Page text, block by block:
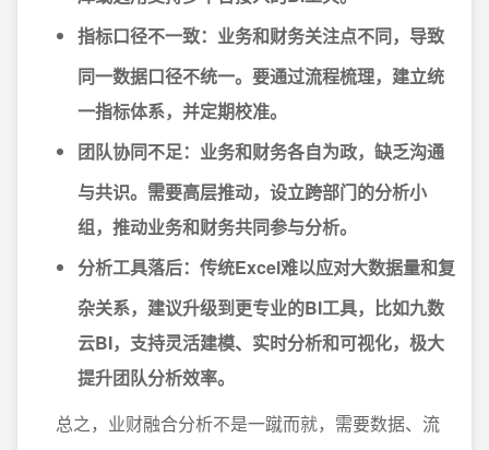
指标口径不一致： 业务和财务关注点不同，导致
同一数据口径不统一。要通过流程梳理，建立统
一指标体系，并定期校准。
团队协同不足： 业务和财务各自为政，缺乏沟通
与共识。需要高层推动，设立跨部门的分析小
组，推动业务和财务共同参与分析。
分析工具落后： 传统Excel难以应对大数据量和复
杂关系，建议升级到更专业的BI工具，比如九数
云BI，支持灵活建模、实时分析和可视化，极大
提升团队分析效率。
总之，业财融合分析不是一蹴而就，需要数据、流